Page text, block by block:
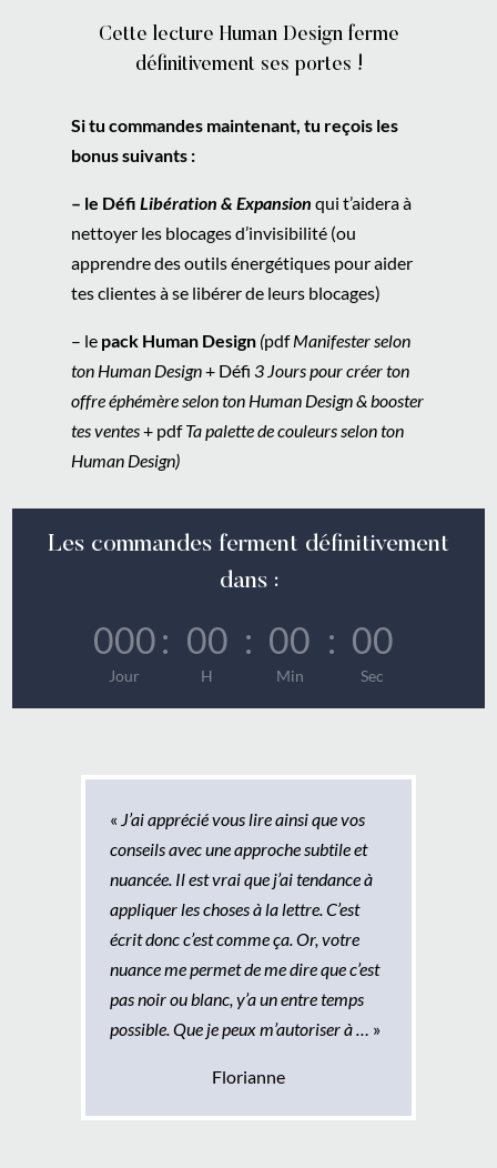
Cette lecture Human Design ferme
définitivement ses portes !
Si tu commandes maintenant, tu reçois les
bonus suivants :
– le DéfiLibération & Expansion qui t’aidera à
nettoyer les blocages d’invisibilité (ou
apprendre des outils énergétiques pour aider
tes clientes à se libérer de leurs blocages)
– le pack Human Design (pdfManifester selon
ton Human Design+ Défi3 Jours pour créer ton
offre éphémère selon ton Human Design & booster
tes ventes+ pdfTa palette de couleurs selon ton
Human Design)
Les commandes ferment définitivement
dans :
000
Jour
: 00
H
: 00
Min
: 00
Sec
« J’ai apprécié vous lire ainsi que vos
conseils avec une approche subtile et
nuancée. Il est vrai que j’ai tendance à
appliquer les choses à la lettre. C’est
écrit donc c’est comme ça. Or, votre
nuance me permet de me dire que c’est
pas noir ou blanc, y’a un entre temps
possible. Que je peux m’autoriser à … »
Florianne